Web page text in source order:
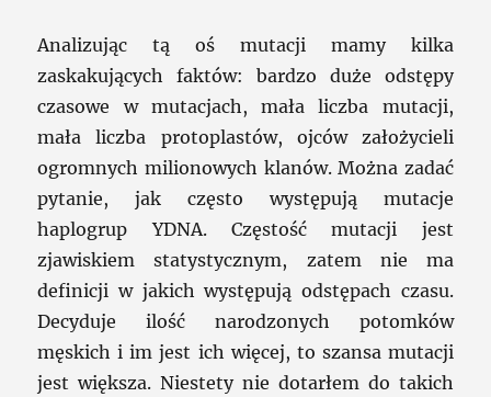
Analizując tą oś mutacji mamy kilka
zaskakujących faktów: bardzo duże odstępy
czasowe w mutacjach, mała liczba mutacji,
mała liczba protoplastów, ojców założycieli
ogromnych milionowych klanów. Można zadać
pytanie, jak często występują mutacje
haplogrup YDNA. Częstość mutacji jest
zjawiskiem statystycznym, zatem nie ma
definicji w jakich występują odstępach czasu.
Decyduje ilość narodzonych potomków
męskich i im jest ich więcej, to szansa mutacji
jest większa. Niestety nie dotarłem do takich